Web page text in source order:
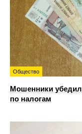
Общество
Мошенники
по налогам